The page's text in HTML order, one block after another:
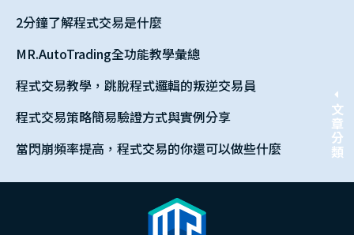
2分鐘了解程式交易是什麼
MR.AutoTrading全功能教學彙總
程式交易教學，跳脫程式邏輯的叛逆交易員
程式交易策略簡易驗證方式與實例分享
當閃崩頻率提高，程式交易的你還可以做些什麼
文章分類